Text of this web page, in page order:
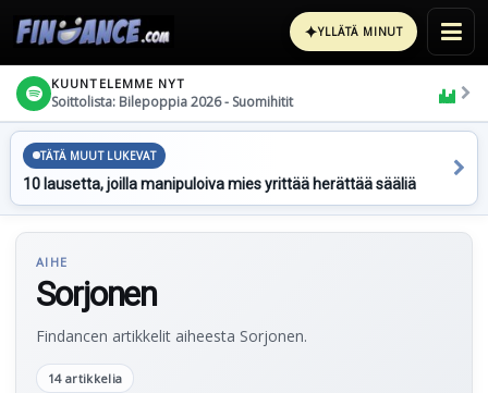
✦YLLÄTÄ MINUT
KUUNTELEMME NYT
Soittolista: Bilepoppia 2026 - Suomihitit
TÄTÄ MUUT LUKEVAT
10 lausetta, joilla manipuloiva mies yrittää herättää sääliä
AIHE
Sorjonen
Findancen artikkelit aiheesta Sorjonen.
14 artikkelia